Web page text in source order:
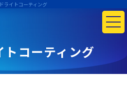
ライトコーティング
トコーティング